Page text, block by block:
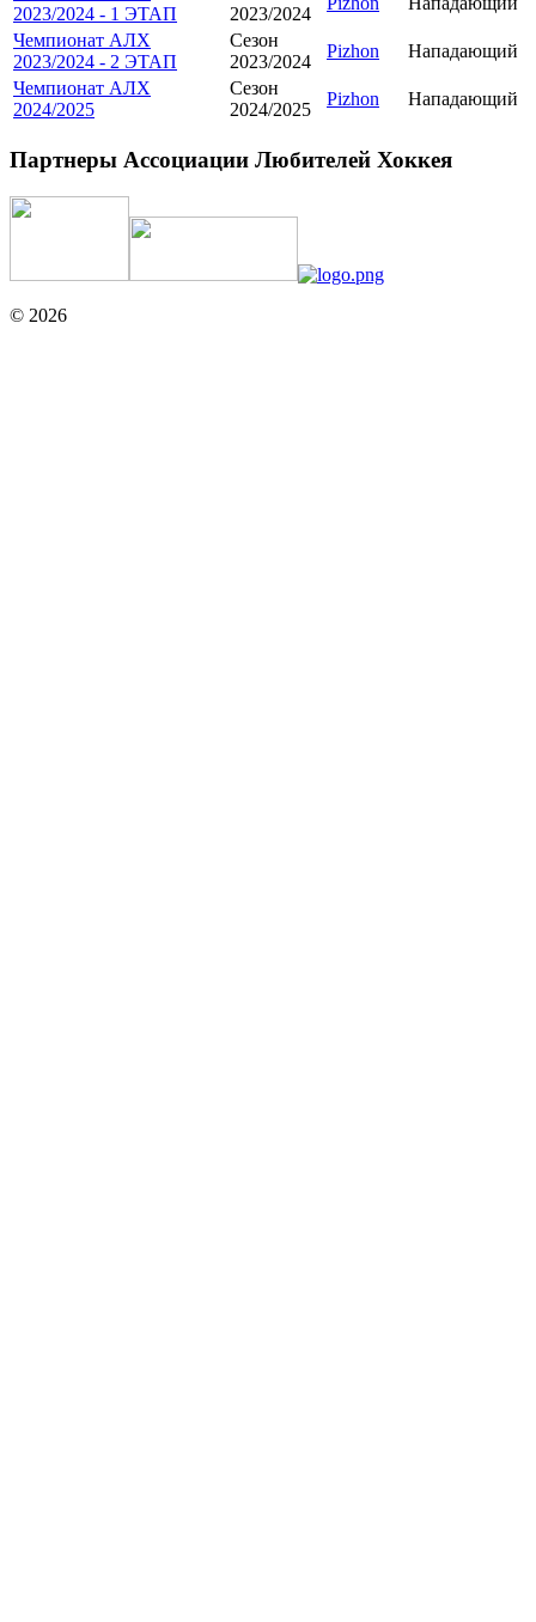
2023/2024 - 1 ЭТАП
2023/2024
Чемпионат АЛХ
2023/2024 - 2 ЭТАП
Сезон
2023/2024
Pizhon
Нападающий
Чемпионат АЛХ
2024/2025
Сезон
2024/2025
Pizhon Нападающий
Партнеры Ассоциации Любителей Хоккея
© 2026